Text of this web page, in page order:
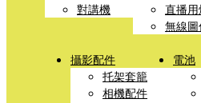
對講機
直播用
無線圖
攝影配件
托架套籠
相機配件
電池